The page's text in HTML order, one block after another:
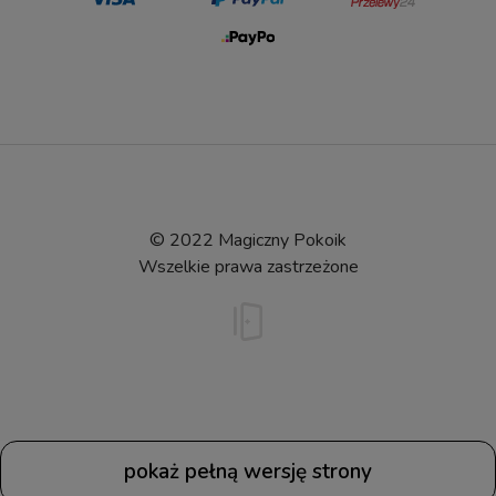
© 2022 Magiczny Pokoik
Wszelkie prawa zastrzeżone
pokaż pełną wersję strony